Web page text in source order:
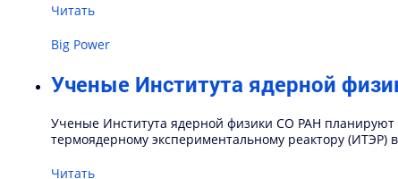
Читать
Big Power
Ученые Института ядерной
Ученые Института ядерной физики СО РАН
термоядерному экспериментальному реактору (ИТЭР)
Читать